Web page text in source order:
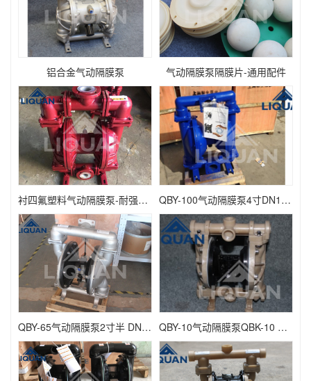
铝合金气动隔膜泵 气动隔膜泵隔膜片-通用配件
衬四氟塑料气动隔膜泵-耐强酸强碱 QBY-100气动隔膜泵4寸DN100 QBK-100
QBY-65气动隔膜泵2寸半 DN65 QBK-65 QBY-10气动隔膜泵QBK-10 DN10